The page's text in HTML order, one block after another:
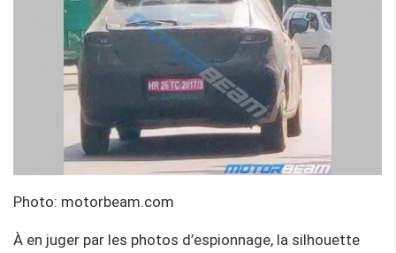
Photo: motorbeam.com
À en juger par les photos d’espionnage, la silhouette